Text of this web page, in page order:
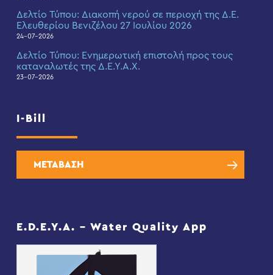
Δελτίο Τύπου: Διακοπή νερού σε περιοχή της Δ.Ε.
Ελευθερίου Βενιζέλου 27 Ιουλίου 2026
24-07-2026
Δελτίο Τύπου: Eνημερωτική επιστολή προς τους
καταναλωτές της Δ.Ε.Υ.Α.Χ.
23-07-2026
I-Bill
ΜΕΤΑΒΑΣΗ
E.D.E.Y.A. – Water Quality App